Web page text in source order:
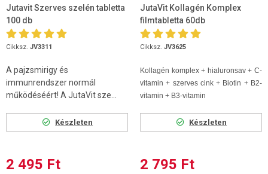
Jutavit Szerves szelén tabletta
100 db
Cikksz. JV3311
A pajzsmirigy és
immunrendszer normál
működéséért! A JutaVit sze...
Készleten
2 495 Ft
JutaVit Kollagén Komplex
filmtabletta 60db
Cikksz. JV3625
Kollagén komplex + hialuronsav + C-
vitamin + szerves cink + Biotin + B2-
vitamin + B3-vitamin
Készleten
2 795 Ft